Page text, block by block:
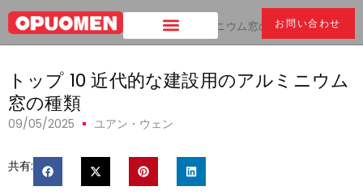
お問い合わせ
家 > トップ 10 近代的な建設用のアルミニウム窓の種類
トップ 10 近代的な建設用のアルミニウム
窓の種類
09/05/2025 ユアン・ウェン
共有: